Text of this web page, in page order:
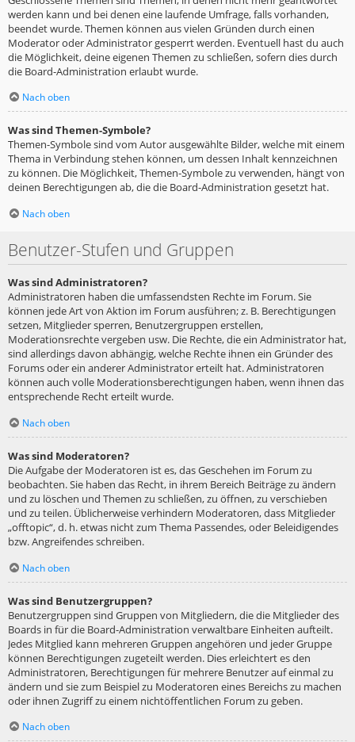
werden kann und bei denen eine laufende Umfrage, falls vorhanden,
beendet wurde. Themen können aus vielen Gründen durch einen
Moderator oder Administrator gesperrt werden. Eventuell hast du auch
die Möglichkeit, deine eigenen Themen zu schließen, sofern dies durch
die Board-Administration erlaubt wurde.
Nach oben
Was sind Themen-Symbole?
Themen-Symbole sind vom Autor ausgewählte Bilder, welche mit einem
Thema in Verbindung stehen können, um dessen Inhalt kennzeichnen
zu können. Die Möglichkeit, Themen-Symbole zu verwenden, hängt von
deinen Berechtigungen ab, die die Board-Administration gesetzt hat.
Nach oben
Benutzer-Stufen und Gruppen
Was sind Administratoren?
Administratoren haben die umfassendsten Rechte im Forum. Sie
können jede Art von Aktion im Forum ausführen; z. B. Berechtigungen
setzen, Mitglieder sperren, Benutzergruppen erstellen,
Moderationsrechte vergeben usw. Die Rechte, die ein Administrator hat,
sind allerdings davon abhängig, welche Rechte ihnen ein Gründer des
Forums oder ein anderer Administrator erteilt hat. Administratoren
können auch volle Moderationsberechtigungen haben, wenn ihnen das
entsprechende Recht erteilt wurde.
Nach oben
Was sind Moderatoren?
Die Aufgabe der Moderatoren ist es, das Geschehen im Forum zu
beobachten. Sie haben das Recht, in ihrem Bereich Beiträge zu ändern
und zu löschen und Themen zu schließen, zu öffnen, zu verschieben
und zu teilen. Üblicherweise verhindern Moderatoren, dass Mitglieder
„offtopic“, d. h. etwas nicht zum Thema Passendes, oder Beleidigendes
bzw. Angreifendes schreiben.
Nach oben
Was sind Benutzergruppen?
Benutzergruppen sind Gruppen von Mitgliedern, die die Mitglieder des
Boards in für die Board-Administration verwaltbare Einheiten aufteilt.
Jedes Mitglied kann mehreren Gruppen angehören und jeder Gruppe
können Berechtigungen zugeteilt werden. Dies erleichtert es den
Administratoren, Berechtigungen für mehrere Benutzer auf einmal zu
ändern und sie zum Beispiel zu Moderatoren eines Bereichs zu machen
oder ihnen Zugriff zu einem nichtöffentlichen Forum zu geben.
Nach oben